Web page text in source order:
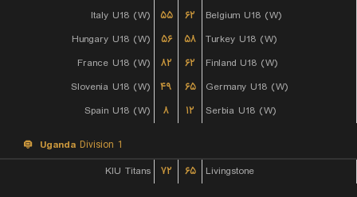
Italy U18 (W)
۵۵ ۶۲
Belgium U18 (W)
Hungary U18 (W)
۵۶ ۵۸
Turkey U18 (W)
France U18 (W)
۸۲ ۶۲
Finland U18 (W)
Slovenia U18 (W)
۴۹ ۶۵
Germany U18 (W)
Spain U18 (W)
۸ ۱۲ Serbia U18 (W)
Uganda Division 1
KIU Titans
۷۲ ۶۵ Livingstone